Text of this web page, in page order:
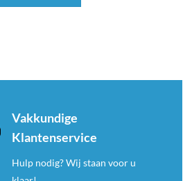
Vakkundige
Klantenservice
Hulp nodig? Wij staan voor u